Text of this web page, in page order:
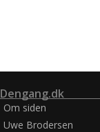
Dengang.dk
Om siden
Uwe Brodersen